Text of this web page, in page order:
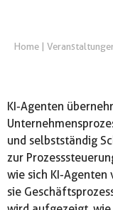
Home |
KI-Agenten
und selbstständig
zur
wie sich KI-Agenten
sie